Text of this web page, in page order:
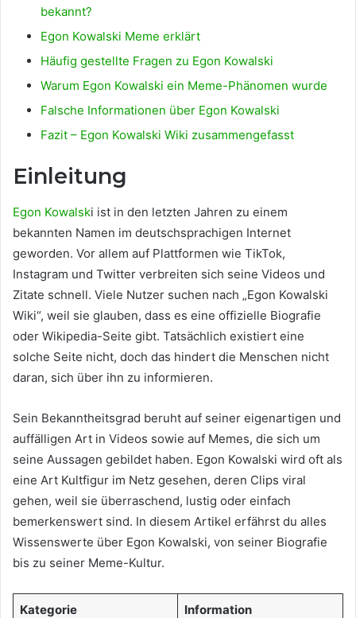
bekannt?
Egon Kowalski Meme erklärt
Häufig gestellte Fragen zu Egon Kowalski
Warum Egon Kowalski ein Meme-Phänomen wurde
Falsche Informationen über Egon Kowalski
Fazit – Egon Kowalski Wiki zusammengefasst
Einleitung
Egon Kowalski ist in den letzten Jahren zu einem
bekannten Namen im deutschsprachigen Internet
geworden. Vor allem auf Plattformen wie TikTok,
Instagram und Twitter verbreiten sich seine Videos und
Zitate schnell. Viele Nutzer suchen nach „Egon Kowalski
Wiki“, weil sie glauben, dass es eine offizielle Biografie
oder Wikipedia-Seite gibt. Tatsächlich existiert eine
solche Seite nicht, doch das hindert die Menschen nicht
daran, sich über ihn zu informieren.
Sein Bekanntheitsgrad beruht auf seiner eigenartigen und
auffälligen Art in Videos sowie auf Memes, die sich um
seine Aussagen gebildet haben. Egon Kowalski wird oft als
eine Art Kultfigur im Netz gesehen, deren Clips viral
gehen, weil sie überraschend, lustig oder einfach
bemerkenswert sind. In diesem Artikel erfährst du alles
Wissenswerte über Egon Kowalski, von seiner Biografie
bis zu seiner Meme-Kultur.
Kategorie Information